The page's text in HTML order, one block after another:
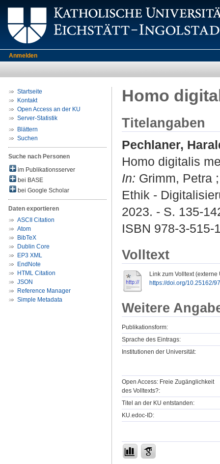
Anmelden
Startseite
Kontakt
Open Access an der KU
Server-Statistik
Blättern
Suchen
Suche nach Personen
im Publikationsserver
bei BASE
bei Google Scholar
Daten exportieren
ASCII Citation
Atom
BibTeX
Dublin Core
EP3 XML
EndNote
HTML Citation
JSON
Reference Manager
Simple Metadata
Homo
Titelangaben
Pechlaner,
Homo digitalis
In: Grimm, Petra
Ethik -
2023. - S. 135-
ISBN 978-3-515-
Volltext
Link zum Volltext (externe
https://doi.org/10.25162/
Weitere
Publikationsform:
Sprache des Eintrags:
Institutionen der Universität:
Open Access: Freie Zugänglichkeit
des Volltexts?:
Titel an der KU entstanden:
KU.edoc-ID: